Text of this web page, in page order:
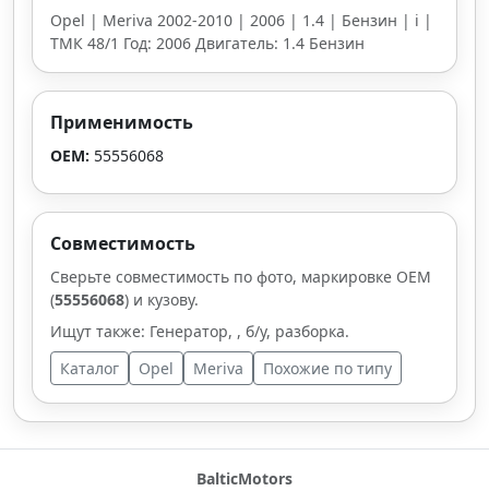
Opel | Meriva 2002-2010 | 2006 | 1.4 | Бензин | i |
ТМК 48/1 Год: 2006 Двигатель: 1.4 Бензин
Применимость
OEM: 55556068
Совместимость
Сверьте совместимость по фото, маркировке OEM
(55556068) и кузову.
Ищут также: Генератор, , б/у, разборка.
Каталог
Opel Meriva Похожие по типу
BalticMotors